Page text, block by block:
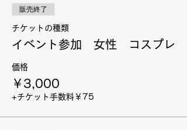
販売終了
チケットの種類
イベント参加 女性 コスプレ
価格
￥3,000
+チケット手数料￥75